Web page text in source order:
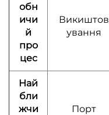
обн
ичи
й
про
цес
Викиштов
ування
Най
бли
жчи
Порт